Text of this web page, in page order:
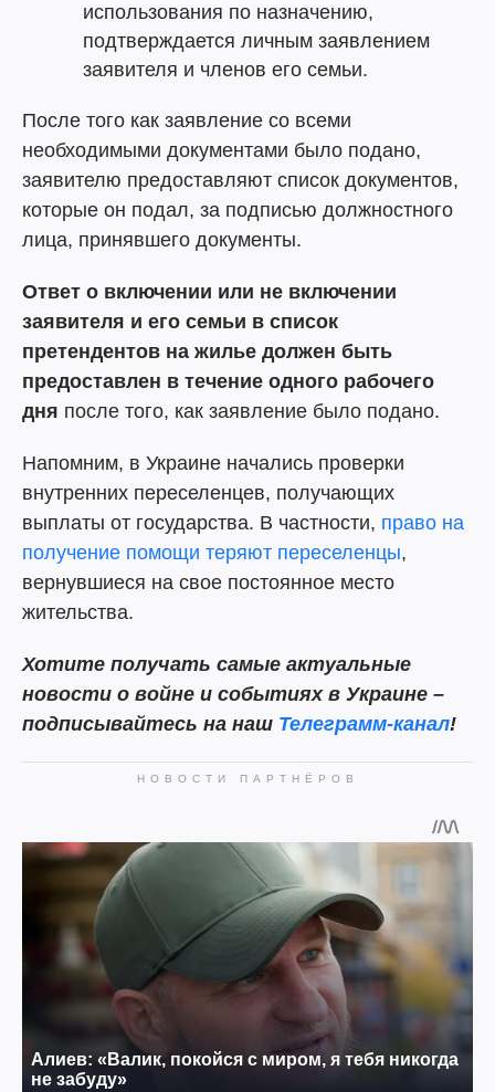
использования по назначению,
подтверждается личным заявлением
заявителя и членов его семьи.
После того как заявление со всеми
необходимыми документами было подано,
заявителю предоставляют список документов,
которые он подал, за подписью должностного
лица, принявшего документы.
Ответ о включении или не включении
заявителя и его семьи в список
претендентов на жилье должен быть
предоставлен в течение одного рабочего
дня после того, как заявление было подано.
Напомним, в Украине начались проверки
внутренних переселенцев, получающих
выплаты от государства. В частности, право на
получение помощи теряют переселенцы,
вернувшиеся на свое постоянное место
жительства.
Хотите получать самые актуальные
новости о войне и событиях в Украине –
подписывайтесь на наш Телеграмм-канал!